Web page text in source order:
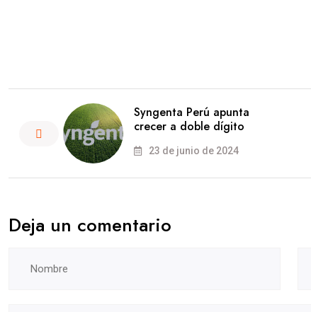
Syngenta Perú apunta
crecer a doble dígito
23 de junio de 2024
Deja un comentario